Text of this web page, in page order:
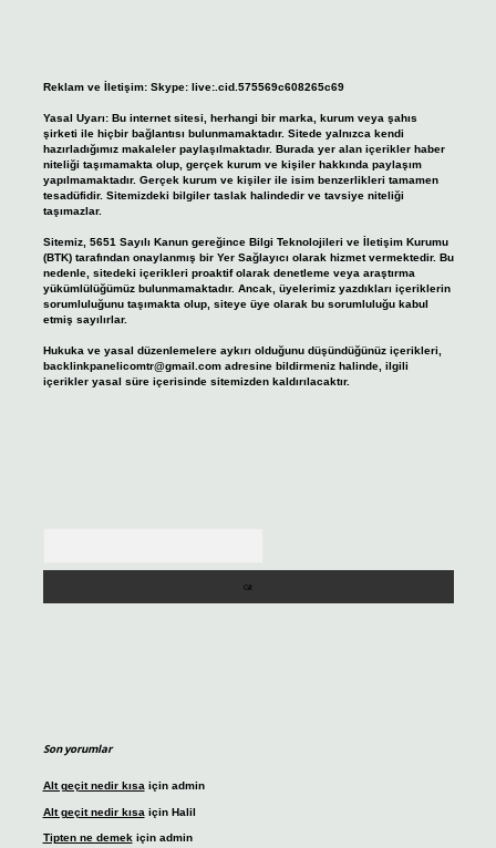
Reklam ve İletişim: Skype: live:.cid.575569c608265c69
Yasal Uyarı: Bu internet sitesi, herhangi bir marka, kurum veya şahıs
şirketi ile hiçbir bağlantısı bulunmamaktadır. Sitede yalnızca kendi
hazırladığımız makaleler paylaşılmaktadır. Burada yer alan içerikler haber
niteliği taşımamakta olup, gerçek kurum ve kişiler hakkında paylaşım
yapılmamaktadır. Gerçek kurum ve kişiler ile isim benzerlikleri tamamen
tesadüfidir. Sitemizdeki bilgiler taslak halindedir ve tavsiye niteliği
taşımazlar.
Sitemiz, 5651 Sayılı Kanun gereğince Bilgi Teknolojileri ve İletişim Kurumu
(BTK) tarafından onaylanmış bir Yer Sağlayıcı olarak hizmet vermektedir. Bu
nedenle, sitedeki içerikleri proaktif olarak denetleme veya araştırma
yükümlülüğümüz bulunmamaktadır. Ancak, üyelerimiz yazdıkları içeriklerin
sorumluluğunu taşımakta olup, siteye üye olarak bu sorumluluğu kabul
etmiş sayılırlar.
Hukuka ve yasal düzenlemelere aykırı olduğunu düşündüğünüz içerikleri,
backlinkpanelicomtr@gmail.comadresine bildirmeniz halinde, ilgili
içerikler yasal süre içerisinde sitemizden kaldırılacaktır.
Son yorumlar
Alt geçit nedir kısa için admin
Alt geçit nedir kısa için Halil
Tipten ne demekiçin admin